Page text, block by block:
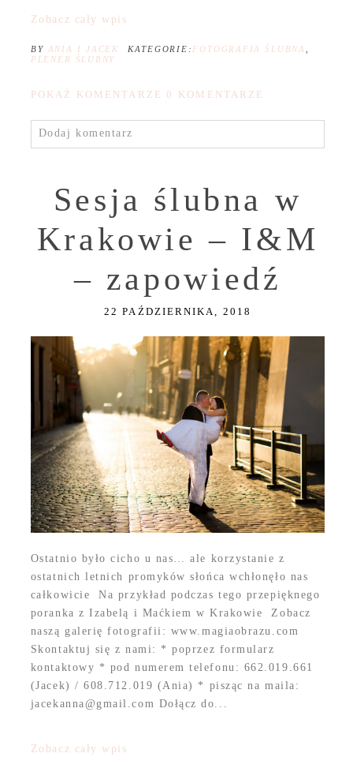
Zobacz cały wpis
BY ANIA I JACEK KATEGORIE: FOTOGRAFIA ŚLUBNA
PLENER ŚLUBNY
POKAŻ KOMENTARZE 0 KOMENTARZE
Dodaj komentarz
Sesja ślubna w
Krakowie – I&M
– zapowiedź
22 PAŹDZIERNIKA, 2018
Ostatnio było cicho u nas… ale korzystanie z
ostatnich letnich promyków słońca wchłonęło nas
całkowicie Na przykład podczas tego przepięknego
poranka z Izabelą i Maćkiem w Krakowie Zobacz
naszą galerię fotografii: www.magiaobrazu.com
Skontaktuj się z nami: * poprzez formularz
kontaktowy * pod numerem telefonu: 662.019.661
(Jacek) / 608.712.019 (Ania) * pisząc na maila:
jacekanna@gmail.com Dołącz do...
Zobacz cały wpis